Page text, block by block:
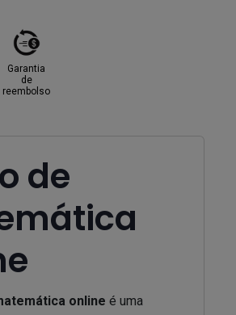
Garantia
de
reembolso
de
online é uma